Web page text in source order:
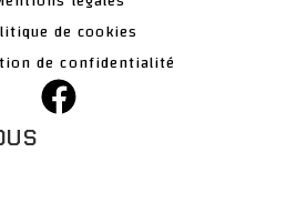
de cookies
de confidentialité